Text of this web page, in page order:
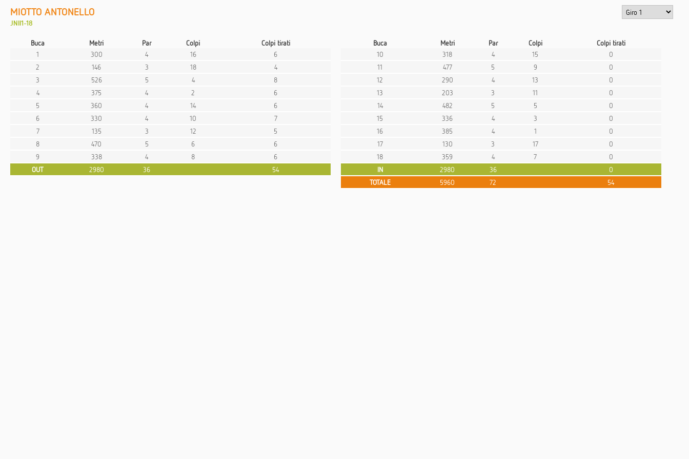
MIOTTO ANTONELLO
JNII1-18
Buca Metri Par Colpi
Colpi tirati
1
300 4 16
6
2
146 3 18
4
3
526 5 4
8
4
375 4 2
6
5
360 4 14
6
6
330 4 10
7
7
135 3 12
5
8
470 5 6
6
9
338 4 8
6
OUT
2980 36 54
Buca Metri Par Colpi
Colpi tirati
10
318 4 15
0
11
477 5 9
0
12
290 4 13
0
13
203 3 11
0
14
482 5 5
0
15
336 4 3
0
16
385 4 1
0
17
130 3 17
0
18
359 4 7
0
IN
2980 36
0
TOTALE
5960 72 54